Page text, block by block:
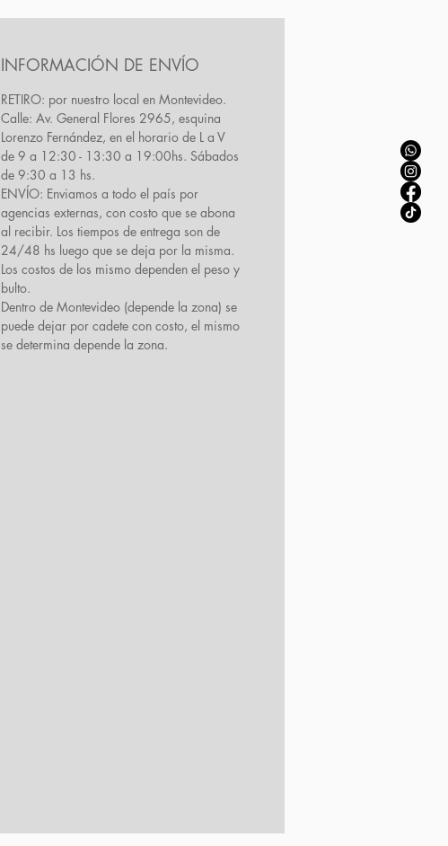
INFORMACIÓN DE ENVÍO
RETIRO: por nuestro local en Montevideo.
Calle: Av. General Flores 2965, esquina
Lorenzo Fernández, en el horario de L a V
de 9 a 12:30 - 13:30 a 19:00hs. Sábados
de 9:30 a 13 hs.
ENVÍO: Enviamos a todo el país por
agencias externas, con costo que se abona
al recibir. Los tiempos de entrega son de
24/48 hs luego que se deja por la misma.
Los costos de los mismo dependen el peso y
bulto.
Dentro de Montevideo (depende la zona) se
puede dejar por cadete con costo, el mismo
se determina depende la zona.